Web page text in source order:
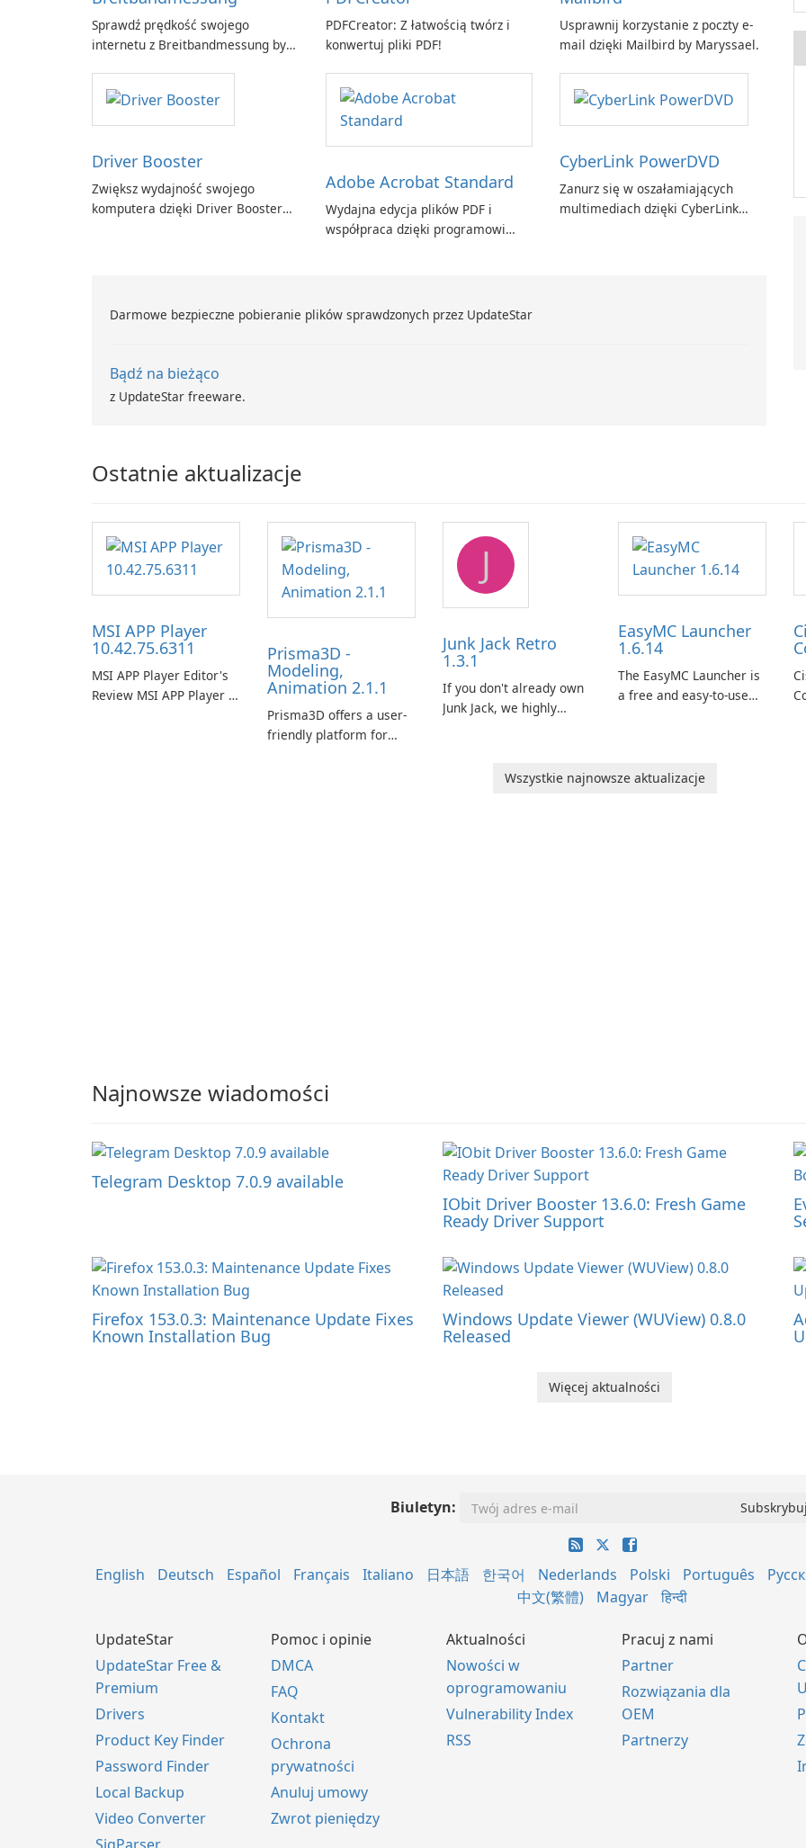
Sprawdź prędkość swojego
internetu z Breitbandmessung by
PDFCreator: Z łatwością twórz i
konwertuj pliki PDF!
Usprawnij korzystanie z poczty e-
mail dzięki Mailbird by Maryssael.
Driver Booster
Zwiększ wydajność swojego
komputera dzięki Driver Booster
Adobe Acrobat Standard
Wydajna edycja plików PDF i
współpraca dzięki programowi
CyberLink PowerDVD
Zanurz się w oszałamiających
multimediach dzięki CyberLink
Darmowe bezpieczne pobieranie plików sprawdzonych przez UpdateStar
Bądź na bieżąco
z UpdateStar freeware.
Ostatnie aktualizacje
MSI APP Player
10.42.75.6311
MSI APP Player Editor's
Review MSI APP Player is
Prisma3D -
Modeling,
Animation 2.1.1
Prisma3D offers a user-
friendly platform for
J
Junk Jack Retro
1.3.1
If you don't already own
Junk Jack, we highly
game is where it all
EasyMC Launcher
1.6.14
The EasyMC Launcher is
a free and easy-to-use
to quickly and easily
Wszystkie najnowsze aktualizacje
Najnowsze wiadomości
Telegram Desktop 7.0.9 available
IObit Driver Booster 13.6.0: Fresh Game
Ready Driver Support
Firefox 153.0.3: Maintenance Update Fixes
Known Installation Bug
Windows Update Viewer (WUView) 0.8.0
Released
Więcej aktualności
Biuletyn:
English Deutsch Español Français Italiano 日本語 한국어 Nederlands Polski Português
中文(繁體)
Magyar हिन्दी
UpdateStar
UpdateStar Free &
Premium
Drivers
Product Key Finder
Password Finder
Local Backup
Video Converter
Pomoc i opinie
DMCA
FAQ
Kontakt
Ochrona
prywatności
Anuluj umowy
Zwrot pieniędzy
Aktualności
Nowości w
oprogramowaniu
Vulnerability Index
RSS
Pracuj z nami
Partner
Rozwiązania dla
OEM
Partnerzy